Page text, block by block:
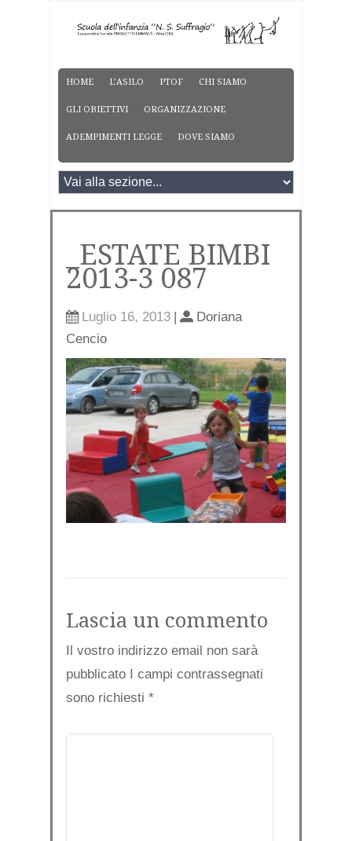
HOME L’ASILO PTOF CHI SIAMO
GLI OBIETTIVI ORGANIZZAZIONE
ADEMPIMENTI LEGGE DOVE SIAMO
_ESTATE BIMBI
2013-3 087
Luglio 16, 2013 |
Doriana
Cencio
Lascia un commento
Il vostro indirizzo email non sarà
pubblicato I campi contrassegnati
sono richiesti *